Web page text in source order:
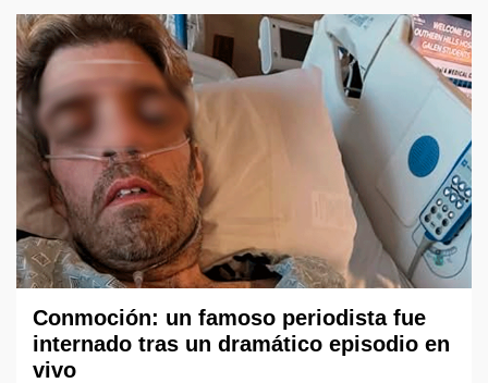
Conmoción: un famoso periodista fue
internado tras un dramático episodio en
vivo